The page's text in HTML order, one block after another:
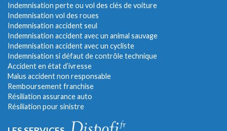
Indemnisation perte ou vol des clés de voiture
Indemnisation vol des roues
Indemnisation accident seul
Indemnisation accident avec un animal sauvage
Indemnisation accident avec un cycliste
Indemnisation si défaut de contrôle technique
Accident en état d’ivresse
Malus accident non responsable
Remboursement franchise
Résiliation assurance auto
Résiliation pour sinistre